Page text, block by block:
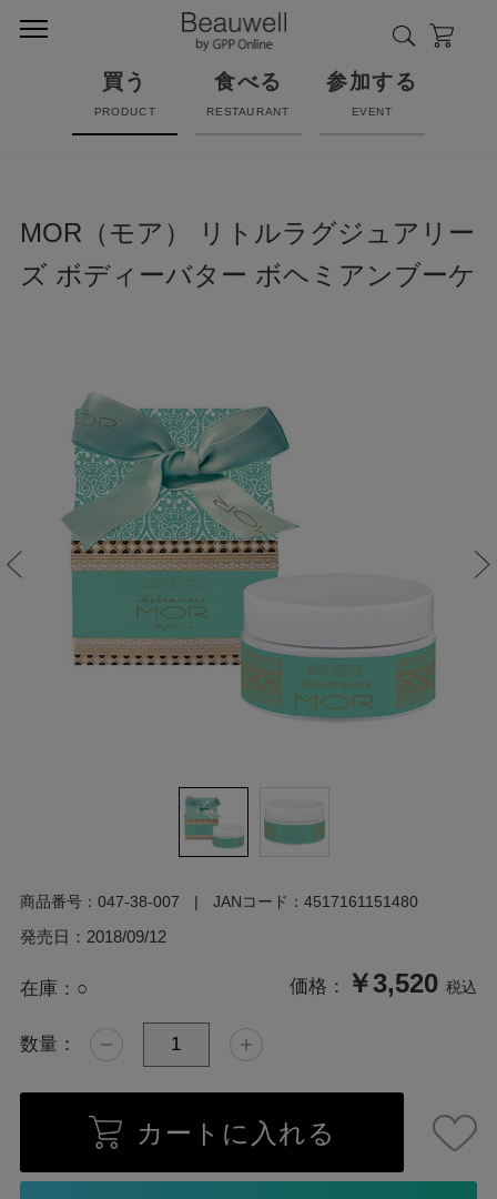
買う
PRODUCT
食べる
RESTAURANT
参加する
EVENT
MOR（モア） リトルラグジュアリー
ズ ボディーバター ボヘミアンブーケ
発売日： 2018/09/12
商品番号： 047-38-007 JANコード： 4517161151480
在庫： ○ 価格： ￥3,520 税込
数量：
カートに入れる